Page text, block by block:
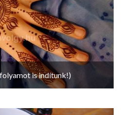
is indítunk!)